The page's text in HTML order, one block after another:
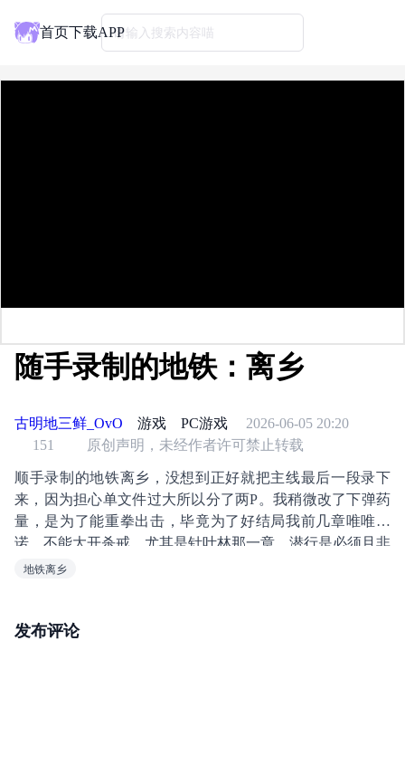
首页下载APP请输入搜索内容喵
随手录制的地铁：离乡
古明地三鲜_OvO 游戏 PC游戏
2026-06-05 20:20
151
原创声明，未经作者许可禁止转载
顺手录制的地铁离乡，没想到正好就把主线最后一段录下
来，因为担心单文件过大所以分了两P。我稍微改了下弹药
量，是为了能重拳出击，毕竟为了好结局我前几章唯唯诺
诺，不能大开杀戒，尤其是针叶林那一章，潜行是必须且非
常折磨的，因此这一段我稍微改一下弹药保证能把那几只大
地铁离乡
发布评论